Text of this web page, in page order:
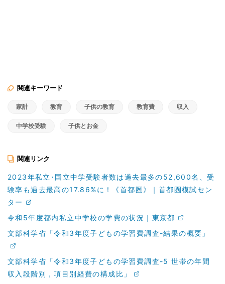
関連キーワード
家計 教育 子供の教育 教育費 収入
中学校受験 子供とお金
関連リンク
2023年私立･国立中学受験者数は過去最多の52,600名、受
験率も過去最高の17.86%に！《首都圏》｜首都圏模試セン
ター
令和5年度都内私立中学校の学費の状況｜東京都
文部科学省「令和3年度子どもの学習費調査-結果の概要」
文部科学省「令和3年度子どもの学習費調査-5 世帯の年間
収入段階別，項目別経費の構成比」